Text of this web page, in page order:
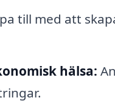
till med att
hälsa: